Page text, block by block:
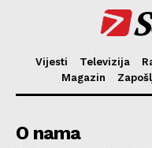
Vijesti Televizija
Magazin
O nama